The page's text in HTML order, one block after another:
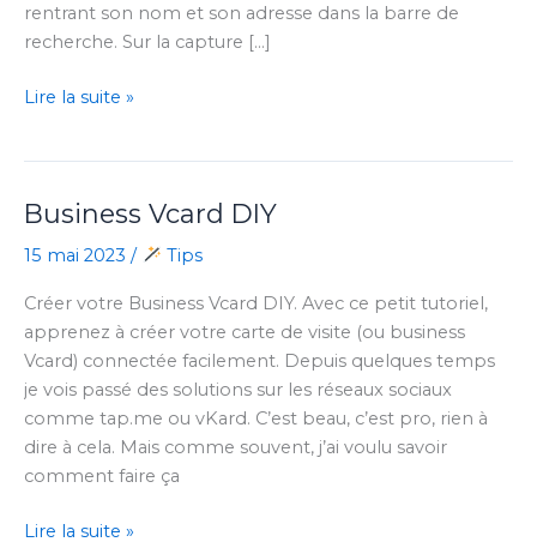
rentrant son nom et son adresse dans la barre de
recherche. Sur la capture […]
Générez
review
Lire la suite »
Business Vcard DIY
15 mai 2023 / Tips
Créer votre Business Vcard DIY. Avec ce petit tutoriel,
apprenez à créer votre carte de visite (ou business
Vcard) connectée facilement. Depuis quelques temps
je vois passé des solutions sur les réseaux sociaux
comme tap.me ou vKard. C’est beau, c’est pro, rien à
dire à cela. Mais comme souvent, j’ai voulu savoir
comment faire ça
Business
Lire la suite »